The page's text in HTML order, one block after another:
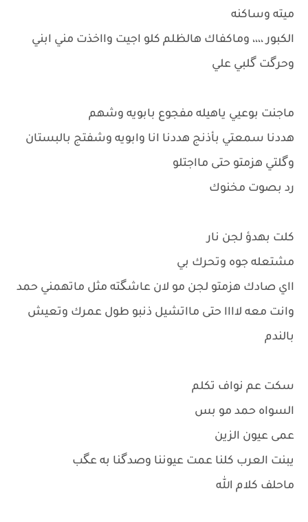
ميته وساكنه
الكبور ،،،، وماكفاك هالظلم كلو اجيت وااخذت مني ابني
وحرگت گلبي علي
ماجنت بوعيي ياهيله مفجوع بابويه وشهم
هددنا سمعتي بأذنج هددنا انا وابويه وشفتج بالبستان
وگلتي هزمتو حتى مااجتلو
رد بصوت مخنوك
كلت بهدؤ لجن نار
مشتعله جوه وتحرك بي
ااي صادك هزمتو لجن مو لان عاشگته مثل ماتهمني حمد
وانت معه لاااا حتى مااتشيل ذنبو طول عمرك وتعيش
بالندم
سكت عم نواف تكلم
السواه حمد مو بس
عمى عيون الزين
يبنت العرب كلنا عمت عيوننا وصدگنا به عگب
ماحلف كلام الله